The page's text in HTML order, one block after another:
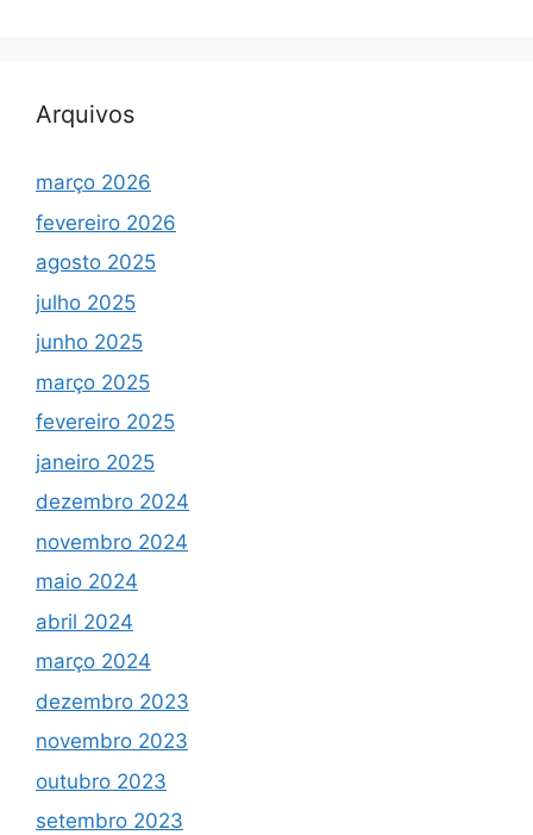
Arquivos
março 2026
fevereiro 2026
agosto 2025
julho 2025
junho 2025
março 2025
fevereiro 2025
janeiro 2025
dezembro 2024
novembro 2024
maio 2024
abril 2024
março 2024
dezembro 2023
novembro 2023
outubro 2023
setembro 2023